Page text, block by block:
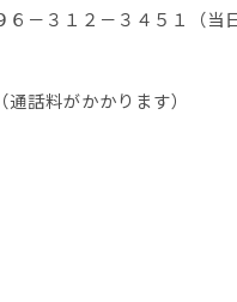
６－３１２－３４５１（当
通話料がかかります）